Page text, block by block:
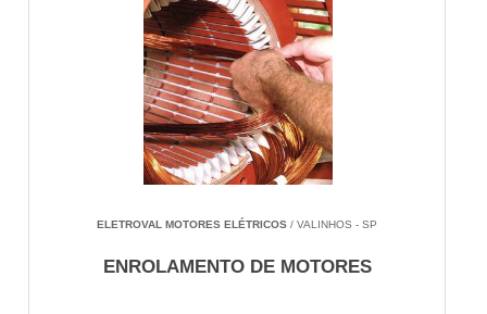
ELETROVAL MOTORES ELÉTRICOS / VALINHOS - SP
ENROLAMENTO DE MOTORES